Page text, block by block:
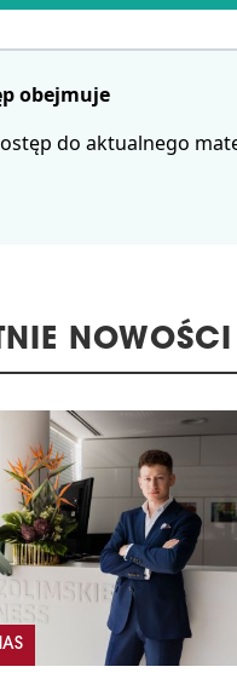
obejmuje
do aktualnego
NOWOŚCI